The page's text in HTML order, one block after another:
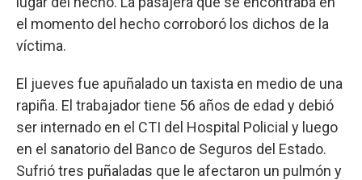
el momento del hecho corroboró los dichos de la
víctima.
El jueves fue apuñalado un taxista en medio de una
rapiña. El trabajador tiene 56 años de edad y debió
ser internado en el CTI del Hospital Policial y luego
en el sanatorio del Banco de Seguros del Estado.
Sufrió tres puñaladas que le afectaron un pulmón y